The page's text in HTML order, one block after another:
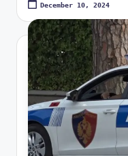
December 10, 2024